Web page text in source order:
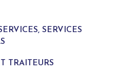
SERVICES
TRAITEURS